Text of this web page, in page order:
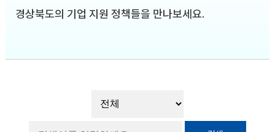
경상북도의 기업 지원 정책들을 만나보세요.